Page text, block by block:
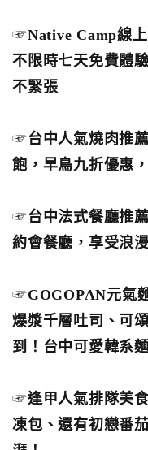
☞Native Camp線
不限時七天免費體
不緊張
☞台中人氣燒肉推
飽，早鳥九折優惠
☞台中法式餐廳推
約會餐廳，享受浪
☞GOGOPAN元氣
爆漿千層吐司、可
到！台中可愛韓系
☞逢甲人氣排隊美
凍包、還有初戀番